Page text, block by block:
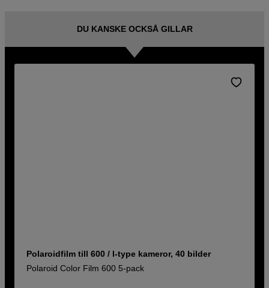
DU KANSKE OCKSÅ GILLAR
Polaroidfilm till 600 / I-type kameror, 40 bilder
Polaroid Color Film 600 5-pack